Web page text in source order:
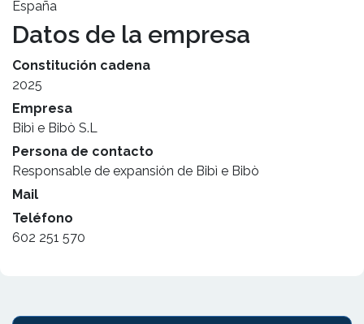
España
Datos de la empresa
Constitución cadena
2025
Empresa
Bibì e Bibò S.L
Persona de contacto
Responsable de expansión de Bibì e Bibò
Mail
Teléfono
602 251 570